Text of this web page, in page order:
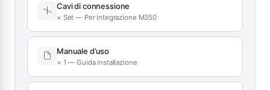
Cavi di connessione
× Set — Per integrazione M350
Manuale d’uso
× 1 — Guida installazione